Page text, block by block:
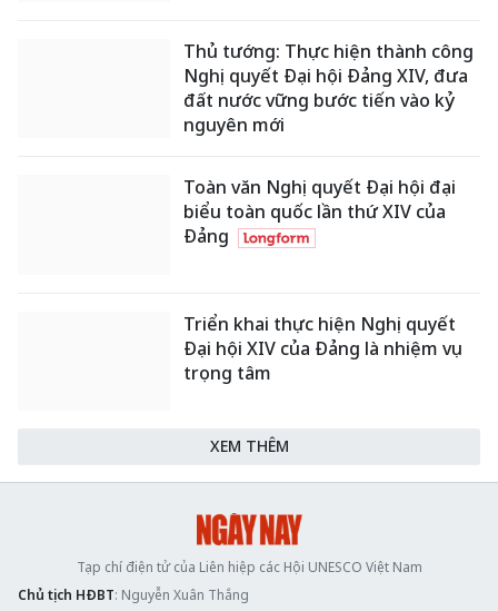
Thủ tướng: Thực hiện thành công
Nghị quyết Đại hội Đảng XIV, đưa
đất nước vững bước tiến vào kỷ
nguyên mới
Toàn văn Nghị quyết Đại hội đại
biểu toàn quốc lần thứ XIV của
Đảng
Triển khai thực hiện Nghị quyết
Đại hội XIV của Đảng là nhiệm vụ
trọng tâm
XEM THÊM
Tạp chí điện tử của Liên hiệp các Hội UNESCO Việt Nam
Chủ tịch HĐBT: Nguyễn Xuân Thắng